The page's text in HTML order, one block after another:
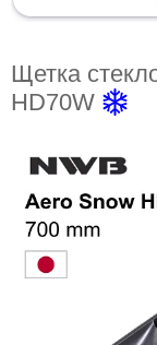
Щетка
HD70W